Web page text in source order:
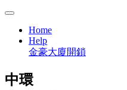
Home
Help
金豪大廈開鎖
中環